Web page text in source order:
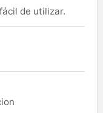
de utilizar.